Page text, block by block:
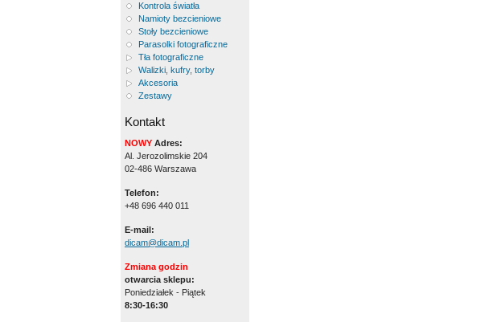
Kontrola światła
Namioty bezcieniowe
Stoły bezcieniowe
Parasolki fotograficzne
Tła fotograficzne
Walizki, kufry, torby
Akcesoria
Zestawy
Kontakt
NOWY Adres:
Al. Jerozolimskie 204
02-486 Warszawa
Telefon:
+48 696 440 011
E-mail:
dicam@dicam.pl
Zmiana godzin
otwarcia sklepu:
Poniedziałek - Piątek
8:30-16:30